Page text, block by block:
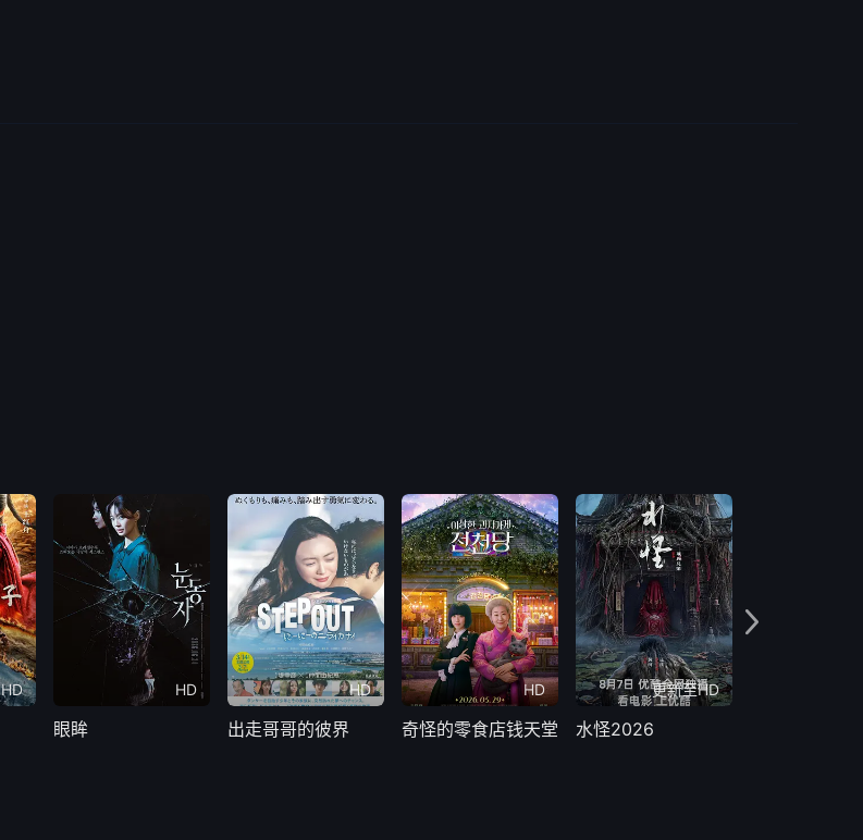
HD HD
眼眸
HD
出走哥哥的彼界
HD
奇怪的零食店钱天堂
更新至HD
水怪2026